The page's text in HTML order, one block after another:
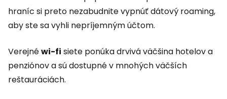
hraníc si preto nezabudnite vypnúť dátový roaming,
aby ste sa vyhli nepríjemným účtom.
Verejnéwi-fi siete ponúka drvivá väčšina hotelov a
penziónov a sú dostupné v mnohých väčších
reštauráciách.